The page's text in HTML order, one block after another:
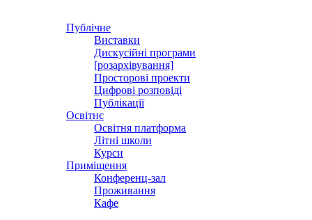
Публічне
Виставки
Дискусійні програми
[розархівування]
Просторові проекти
Цифрові розповіді
Публікації
Освітнє
Освітня платформа
Літні школи
Курси
Приміщення
Конференц-зал
Проживання
Кафе